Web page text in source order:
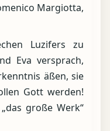
Margiotta,
Luzifers zu
Eva versprach,
äßen, sie
Gott werden!
große Werk“